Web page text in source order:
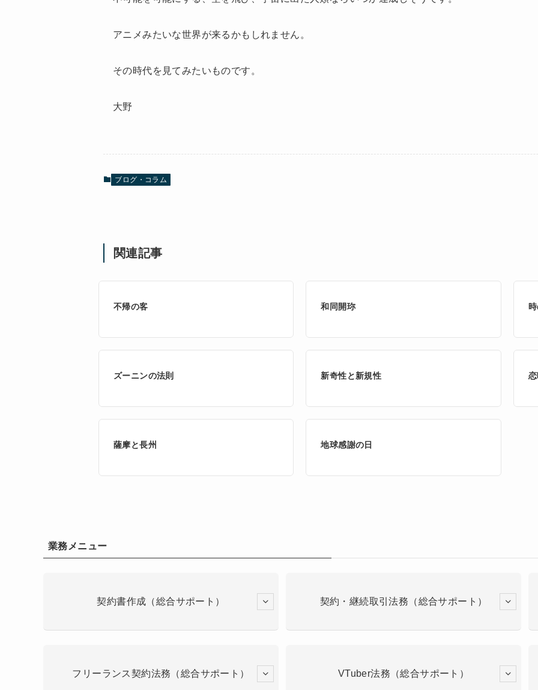
アニメみたいな世界が来るかもしれません。
その時代を見てみたいものです。
大野
ブログ・コラム
関連記事
不帰の客 和同開珎
ズーニンの法則 新奇性と新規性
薩摩と長州 地球感謝の日
業務メニュー
契約書作成（総合サポート） 契約・継続取引法務（総合サポート）
フリーランス契約法務（総合サポート） VTuber法務（総合サポート）